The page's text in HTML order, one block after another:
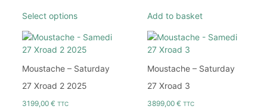
Select options Add to basket
Moustache – Saturday
27 Xroad 2 2025
3199,00€ TTC
Moustache – Saturday
27 Xroad 3
3899,00€ TTC